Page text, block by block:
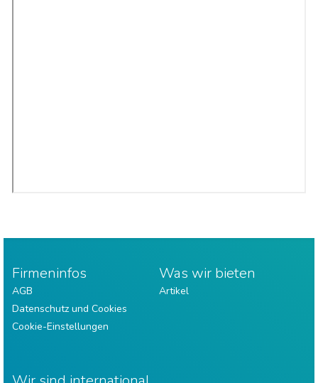
Firmeninfos
AGB
Datenschutz und Cookies
Cookie-Einstellungen
Was wir bieten
Artikel